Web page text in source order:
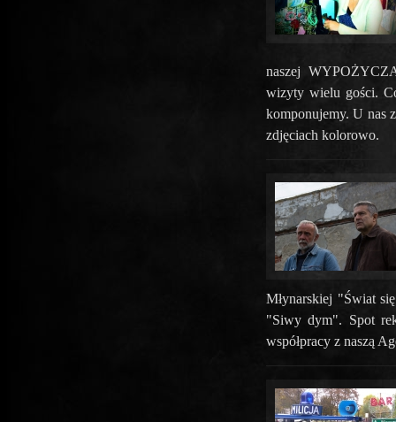
naszej
wizyty wielu gości.
komponujemy. U nas
zdjęciach kolorowo.
Młynarskiej "Świat
"Siwy dym". Spot
współpracy z naszą